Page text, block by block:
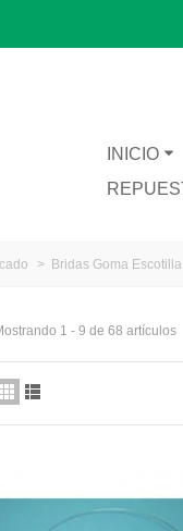
INICIO
> Bridas Goma Escotilla
JARRA CATA BT1200
1 - 9 de 68 artículos